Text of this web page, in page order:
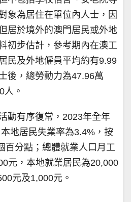
象為居住在單位內人士，因
居於境外的澳門居民或外地
初步估計，參考期內在澳工
民及外地僱員平均約有9.99
後，總勞動力為47.96萬
人。
動有序復常，2023年全年
地居民失業率為3.4%，按
百分點；總體就業人口月工
元，本地就業居民為20,000
元及1,000元。